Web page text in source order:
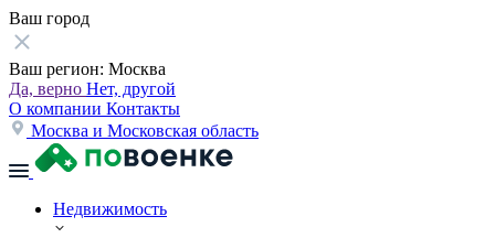
Ваш город
Ваш регион: Москва
Да, верно Нет, другой
О компании Контакты
Москва и Московская область
Недвижимость